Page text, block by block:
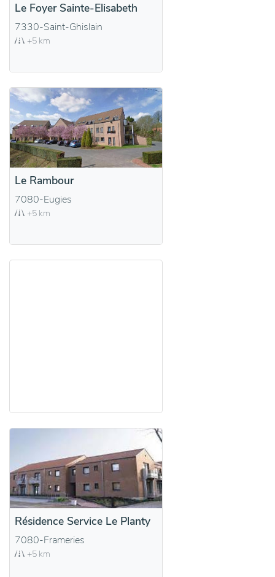
Le Foyer Sainte-Elisabeth
7330-Saint-Ghislain
+5 km
Le Rambour
7080-Eugies
+5 km
Résidence Service Le Planty
7080-Frameries
+5 km